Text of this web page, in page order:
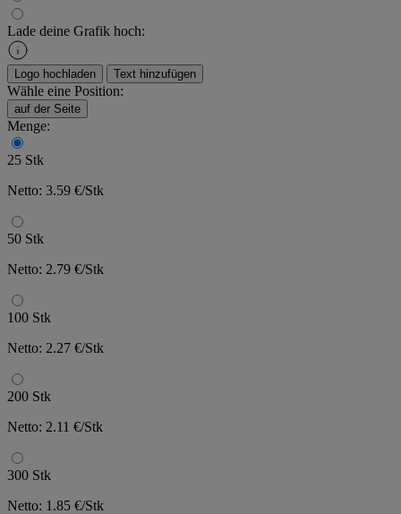
Lade deine Grafik hoch:
Logo hochladen Text hinzufügen
Wähle eine Position:
auf der Seite
Menge:
25 Stk
Netto: 3.59 €/Stk
50 Stk
Netto: 2.79 €/Stk
100 Stk
Netto: 2.27 €/Stk
200 Stk
Netto: 2.11 €/Stk
300 Stk
Netto: 1.85 €/Stk